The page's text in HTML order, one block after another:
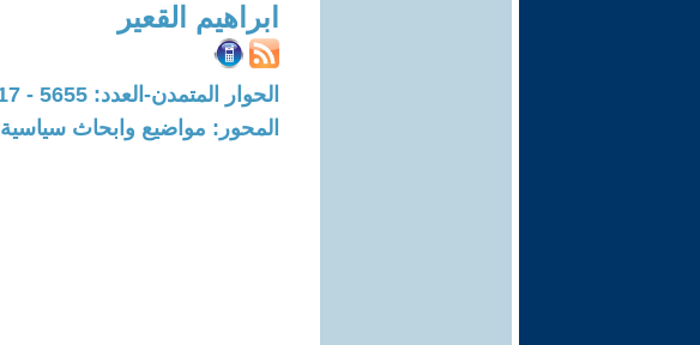
ابراهيم القعير
الحوار المتمدن-العدد: 5655 - 2017 / 9 / 30 - 16:15
المحور: مواضيع وابحاث سياسية